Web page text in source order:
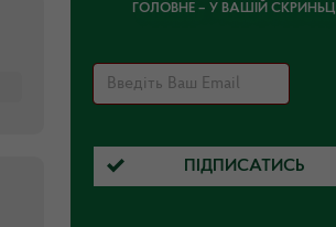
ГОЛОВНЕ – У ВАШІЙ СКРИНЬЦІ
ПІДПИСАТИСЬ